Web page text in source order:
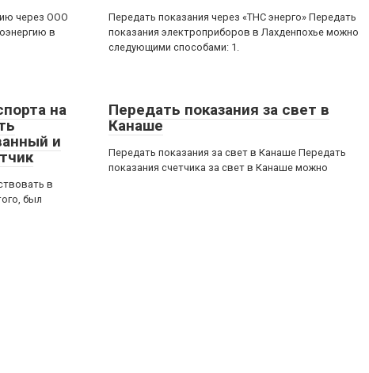
через ООО
в
Передать показания через «ТНС энерго» Передать
показания электроприборов в Лахденпохье можно
следующими способами: 1.
на
и
в
был
Передать показания за свет в
Канаше
Передать показания за свет в Канаше Передать
показания счетчика за свет в Канаше можно